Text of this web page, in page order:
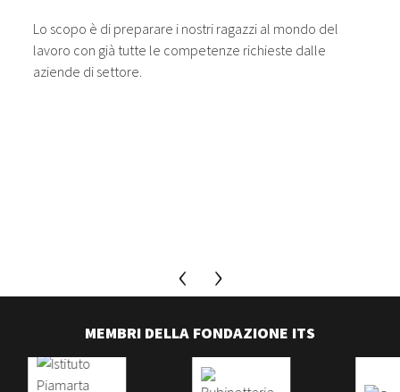
Lo scopo è di preparare i nostri ragazzi al mondo del
lavoro con già tutte le competenze richieste dalle
aziende di settore.
MEMBRI DELLA FONDAZIONE ITS